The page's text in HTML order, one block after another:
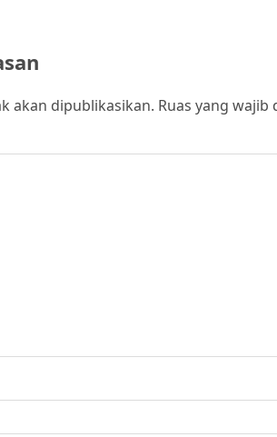
akan dipublikasikan. Ruas yang wajib